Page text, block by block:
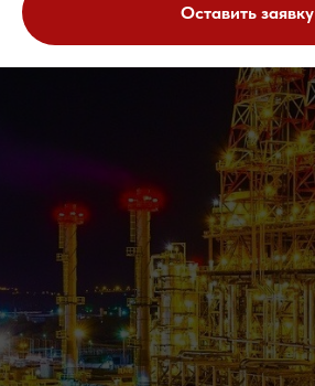
Оставить заявку